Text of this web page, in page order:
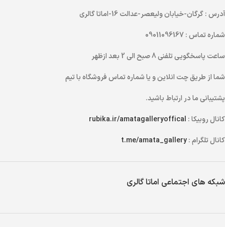
آدرس: گرگان-خیابان ولیعصر-عدالت 16-اماتا گالری
شماره تماس: 09011096167
ساعت پاسخگویی تلفنی
شما از طریقچت انلاینو یاشماره تماسفروشگاه با تیم
پشتیبانی ما در ارتباط باشید.
کانال روبیکا : rubika.ir/amatagalleryoffical
کانال تلگرام :t.me/amata_gallery
شبکه های اجتماعی اماتا گالری